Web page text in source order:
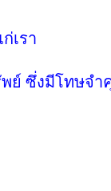
รา
มีโทษจำคุก